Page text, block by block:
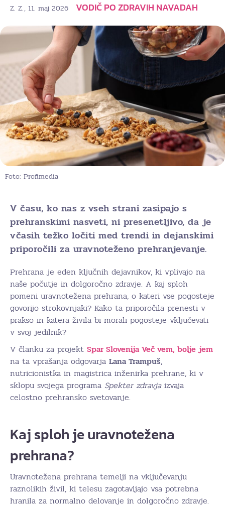
Z. Z., 11. maj 2026 VODIČ PO ZDRAVIH NAVADAH
Foto: Profimedia
V času, ko nas z vseh strani zasipajo s
prehranskimi nasveti, ni presenetljivo, da je
včasih težko ločiti med trendi in dejanskimi
priporočili za uravnoteženo prehranjevanje.
Prehrana je eden ključnih dejavnikov, ki vplivajo na
naše počutje in dolgoročno zdravje. A kaj sploh
pomeni uravnotežena prehrana, o kateri vse pogosteje
govorijo strokovnjaki? Kako ta priporočila prenesti v
prakso in katera živila bi morali pogosteje vključevati
v svoj jedilnik?
V članku za projekt Spar Slovenija Več vem, bolje jem
na ta vprašanja odgovarja Lana Trampuš,
nutricionistka in magistrica inženirka prehrane, ki v
sklopu svojega programa Spekter zdravjaizvaja
celostno prehransko svetovanje.
Kaj sploh je uravnotežena
prehrana?
Uravnotežena prehrana temelji na vključevanju
raznolikih živil, ki telesu zagotavljajo vsa potrebna
hranila za normalno delovanje in dolgoročno zdravje.